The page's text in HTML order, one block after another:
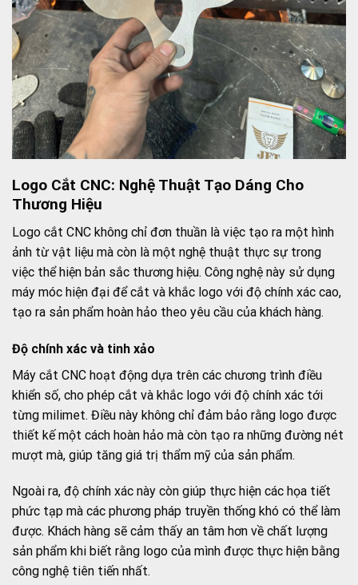
Logo Cắt CNC: Nghệ Thuật Tạo Dáng Cho
Thương Hiệu
Logo cắt CNC không chỉ đơn thuần là việc tạo ra một hình
ảnh từ vật liệu mà còn là một nghệ thuật thực sự trong
việc thể hiện bản sắc thương hiệu. Công nghệ này sử dụng
máy móc hiện đại để cắt và khắc logo với độ chính xác cao,
tạo ra sản phẩm hoàn hảo theo yêu cầu của khách hàng.
Độ chính xác và tinh xảo
Máy cắt CNC hoạt động dựa trên các chương trình điều
khiển số, cho phép cắt và khắc logo với độ chính xác tới
từng milimet. Điều này không chỉ đảm bảo rằng logo được
thiết kế một cách hoàn hảo mà còn tạo ra những đường nét
mượt mà, giúp tăng giá trị thẩm mỹ của sản phẩm.
Ngoài ra, độ chính xác này còn giúp thực hiện các họa tiết
phức tạp mà các phương pháp truyền thống khó có thể làm
được. Khách hàng sẽ cảm thấy an tâm hơn về chất lượng
sản phẩm khi biết rằng logo của mình được thực hiện bằng
công nghệ tiên tiến nhất.